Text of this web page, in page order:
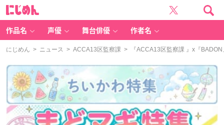
作品名 声優 舞台俳優 作者名
にじめん > ニュース > ACCA13区監察課 > 『ACCA13区監察課 』x『